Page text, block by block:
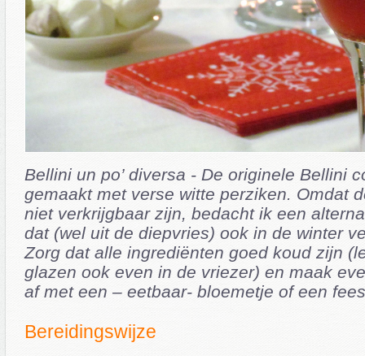
Bellini un po’ diversa - De originele Bellini
gemaakt met verse witte perziken. Omdat
niet verkrijgbaar zijn, bedacht ik een
dat (wel uit de diepvries) ook in de winter
Zorg dat alle ingrediënten goed koud zijn
glazen ook even in de vriezer) en maak
af met een – eetbaar- bloemetje of een
Bereidingswijze